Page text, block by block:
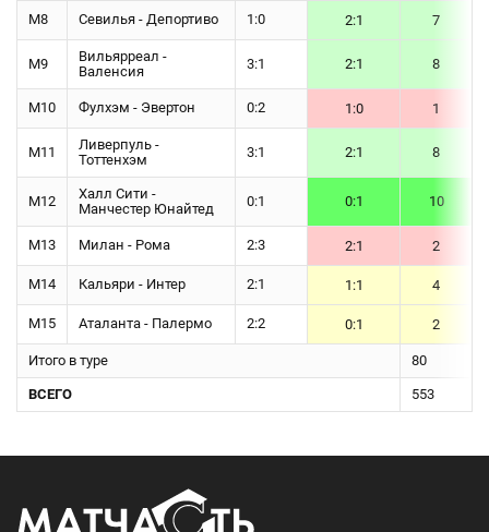
М8 Севилья - Депортиво 1:0 2:1 7
М9
Вильярреал -
Валенсия
3:1 2:1 8
М10 Фулхэм - Эвертон 0:2 1:0 1
М11
Ливерпуль -
Тоттенхэм
3:1 2:1 8
М12
Халл Сити -
Манчестер Юнайтед
0:1 0:1 10
М13 Милан - Рома 2:3 2:1 2
М14 Кальяри - Интер 2:1 1:1 4
М15 Аталанта - Палермо 2:2 0:1 2
Итого в туре 80
ВСЕГО 553